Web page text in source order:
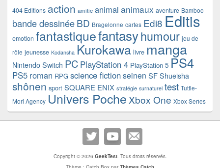
404 Editions action amitie animal animaux aventure Bamboo
bande dessinéeBD Bragelonne cartes Edi8 Editis
emotion fantastiquefantasyhumour jeu de
rôle jeunesse Kodansha Kurokawa livre manga
Nintendo Switch PC PlayStation 4 PlayStation 5 PS4
PS5 roman RPG science fictionseinen SF Shueisha
shônen sport SQUARE ENIX stratégie surnaturel test Tuttle-
Mori Agency Univers Poche Xbox One Xbox Series
Copyright © 2026 GeekTest. Tous droits réservés.